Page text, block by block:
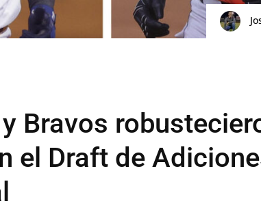
Bravos
el Draft de